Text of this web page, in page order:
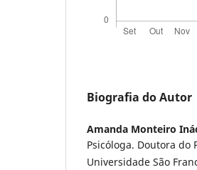
Biografia do Autor
Amanda Monteiro
Psicóloga. Doutora do
Universidade São